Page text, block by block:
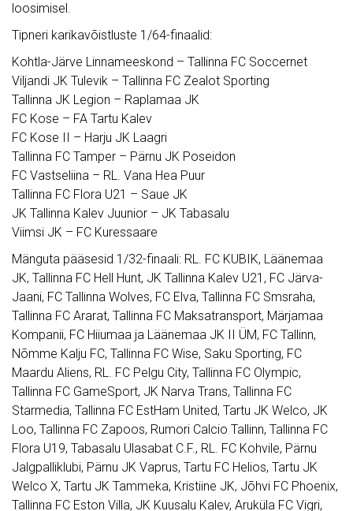
loosimisel.
Tipneri karikavõistluste 1/64-finaalid:
Kohtla-Järve Linnameeskond – Tallinna FC Soccernet
Viljandi JK Tulevik – Tallinna FC Zealot Sporting
Tallinna JK Legion – Raplamaa JK
FC Kose – FA Tartu Kalev
FC Kose II – Harju JK Laagri
Tallinna FC Tamper – Pärnu JK Poseidon
FC Vastseliina – RL. Vana Hea Puur
Tallinna FC Flora U21 – Saue JK
JK Tallinna Kalev Juunior – JK Tabasalu
Viimsi JK – FC Kuressaare
Mänguta pääsesid 1/32-finaali: RL. FC KUBIK, Läänemaa
JK, Tallinna FC Hell Hunt, JK Tallinna Kalev U21, FC Järva-
Jaani, FC Tallinna Wolves, FC Elva, Tallinna FC Smsraha,
Tallinna FC Ararat, Tallinna FC Maksatransport, Märjamaa
Kompanii, FC Hiiumaa ja Läänemaa JK II ÜM, FC Tallinn,
Nõmme Kalju FC, Tallinna FC Wise, Saku Sporting, FC
Maardu Aliens, RL. FC Pelgu City, Tallinna FC Olympic,
Tallinna FC GameSport, JK Narva Trans, Tallinna FC
Starmedia, Tallinna FC EstHam United, Tartu JK Welco, JK
Loo, Tallinna FC Zapoos, Rumori Calcio Tallinn, Tallinna FC
Flora U19, Tabasalu Ulasabat C.F., RL. FC Kohvile, Pärnu
Jalgpalliklubi, Pärnu JK Vaprus, Tartu FC Helios, Tartu JK
Welco X, Tartu JK Tammeka, Kristiine JK, Jõhvi FC Phoenix,
Tallinna FC Eston Villa, JK Kuusalu Kalev, Aruküla FC Vigri,